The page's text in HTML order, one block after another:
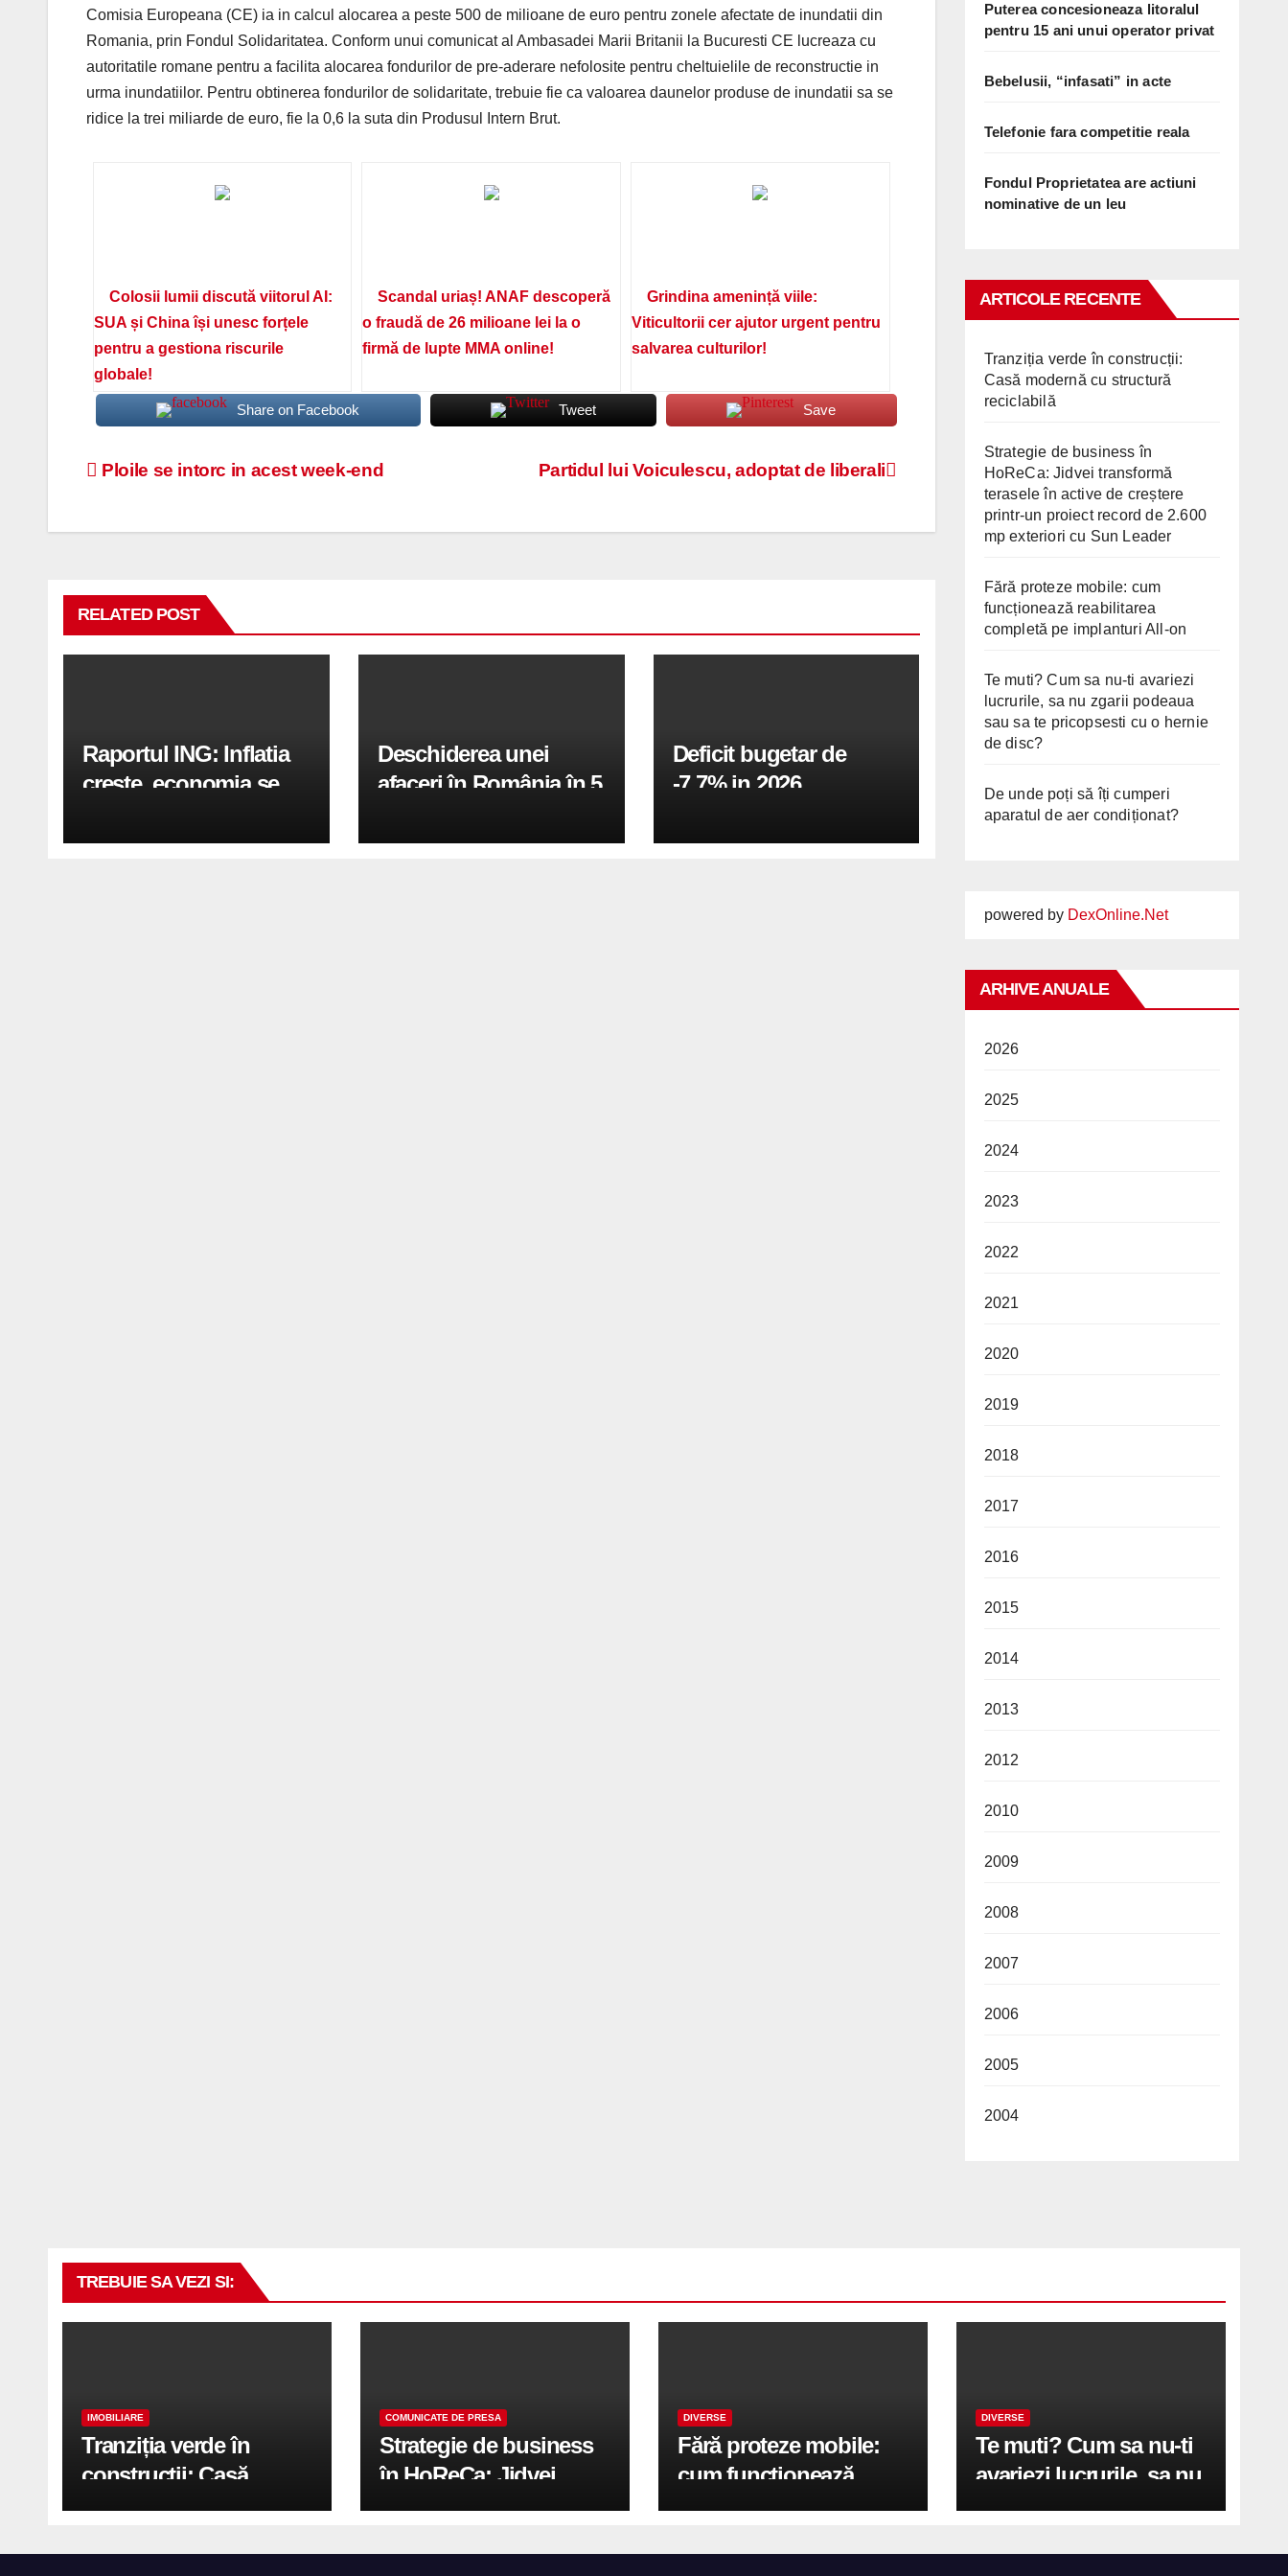
Comisia Europeana (CE) ia in calcul alocarea a peste 500 de milioane de euro pentru zonele afectate de inundatii din
Romania, prin Fondul Solidaritatea. Conform unui comunicat al Ambasadei Marii Britanii la Bucuresti CE lucreaza cu
autoritatile romane pentru a facilita alocarea fondurilor de pre-aderare nefolosite pentru cheltuielile de reconstructie in
urma inundatiilor. Pentru obtinerea fondurilor de solidaritate, trebuie fie ca valoarea daunelor produse de inundatii sa se
ridice la trei miliarde de euro, fie la 0,6 la suta din Produsul Intern Brut.
Colosii lumii discută viitorul AI:
SUA și China își unesc forțele
pentru a gestiona riscurile
globale!
Scandal uriaș! ANAF descoperă
o fraudă de 26 milioane lei la o
firmă de lupte MMA online!
Grindina amenință viile:
Viticultorii cer ajutor urgent pentru
salvarea culturilor!
Share on Facebook Tweet Save
Navigare
Partidul lui Voiculescu, adoptat de liberali
Ploile se intorc in acest week-end
RELATED POST
Raportul ING: Inflatia
creste, economia se
in a doua jumatate a
Deschiderea unei
afaceri în România în 5
Deficit bugetar de
-7,7% in 2026,
fiind de 6%
Puterea concesioneaza litoralul
pentru 15 ani unui operator privat
Bebelusii, “infasati” in acte
Telefonie fara competitie reala
Fondul Proprietatea are actiuni
nominative de un leu
ARTICOLE RECENTE
Tranziția verde în construcții:
Casă modernă cu structură
reciclabilă
Strategie de business în
HoReCa: Jidvei transformă
terasele în active de creștere
printr-un proiect record de 2.600
mp exteriori cu Sun Leader
Fără proteze mobile: cum
funcționează reabilitarea
completă pe implanturi All-on
Te muti? Cum sa nu-ti avariezi
lucrurile, sa nu zgarii podeaua
sau sa te pricopsesti cu o hernie
de disc?
De unde poți să îți cumperi
aparatul de aer condiționat?
powered by DexOnline.Net
ARHIVE ANUALE
2026
2025
2024
2023
2022
2021
2020
2019
2018
2017
2016
2015
2014
2013
2012
2010
2009
2008
2007
2006
2005
2004
TREBUIE SA VEZI SI:
IMOBILIARE
Tranziția verde în
construcții: Casă
modernă cu structură
COMUNICATE DE PRESA
Strategie de business
în HoReCa: Jidvei
transformă terasele în
DIVERSE
Fără proteze mobile:
cum funcționează
reabilitarea completă
DIVERSE
Te muti? Cum sa nu-ti
avariezi lucrurile, sa nu
zgarii podeaua sau sa